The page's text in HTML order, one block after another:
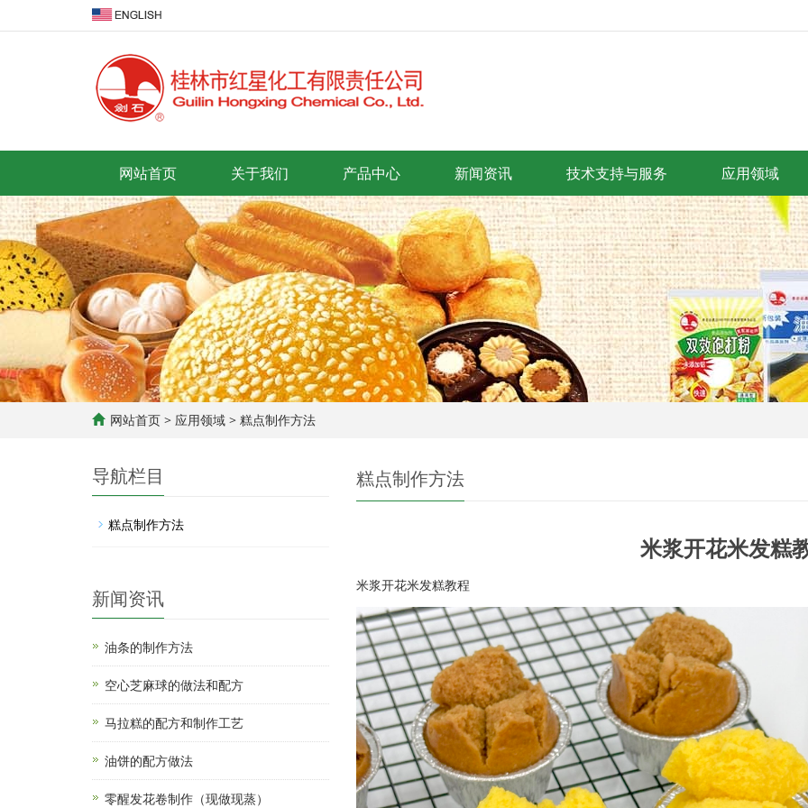
网站首页 关于我们 产品中心 新闻资讯 技术支持与服务 应用领域
网站首页 > 应用领域 > 糕点制作方法
糕点制作方法
米浆开花米发糕
米浆开花米发糕教程
导航栏目
糕点制作方法
新闻资讯
油条的制作方法
空心芝麻球的做法和配方
马拉糕的配方和制作工艺
油饼的配方做法
零醒发花卷制作（现做现蒸）